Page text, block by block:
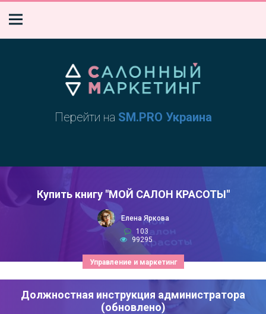
Перейти на SM.PRO Украина
Управление и маркетинг
Купить книгу "МОЙ САЛОН КРАСОТЫ"
Елена Яркова
103
99295
Должностная инструкция администратора
(обновлено)